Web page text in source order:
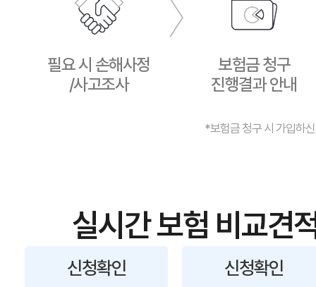
필요 시 손해사정
/사고조사
보험금 청구
진행결과 안내
*보험금 청구 시 가입하
실시간 보험 비교견
신청확인 신청확인